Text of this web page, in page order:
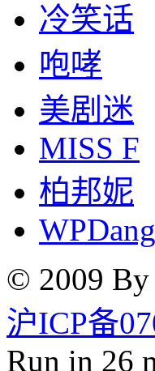
冷笑话
咆哮
美剧迷
MISS F
柏邦妮
WPDang
© 2009 By
沪ICP备
Run in 26